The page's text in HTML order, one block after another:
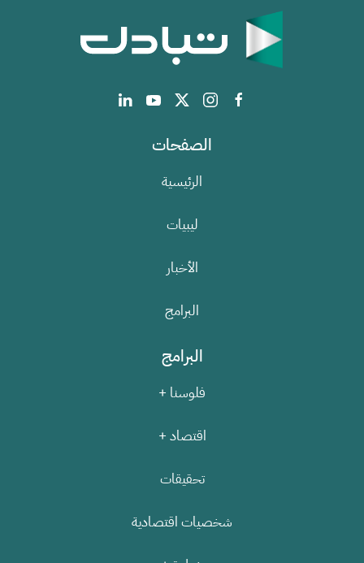
الصفحات
الرئيسية
ليبيات
الأخبار
البرامج
البرامج
فلوسنا +
اقتصاد +
تحقيقات
شخصيات اقتصادية